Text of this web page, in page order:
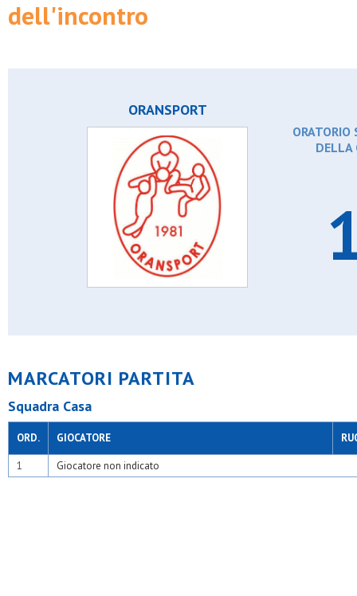
dell'incontro
ORANSPORT
ORATORIO
DELLA
MARCATORI PARTITA
Squadra Casa
ORD. GIOCATORE
1 Giocatore non indicato